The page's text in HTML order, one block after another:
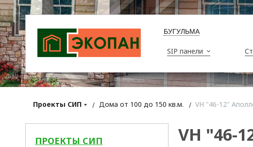
БУГУЛЬМА
SIP панели
Проекты СИП Дома от 100 до 150 кв.м. VH "46-12"
ПРОЕКТЫ СИП VH "46-